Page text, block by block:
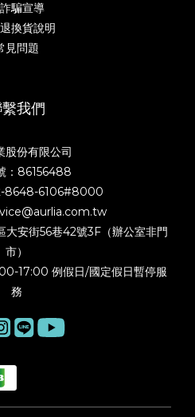
騙宣導
換貨說明
見問題
我們
股份有限公司
：86156488
8648-6106#8000
大安街56巷42號3F（辦公室非門
市）
17:00 例假日/國定假日暫停服
務